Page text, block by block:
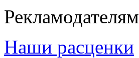
Рекламодателям
Наши расценки